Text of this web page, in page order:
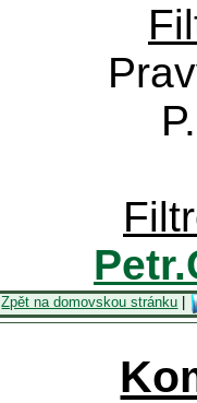
Zpět na domovskou stránku